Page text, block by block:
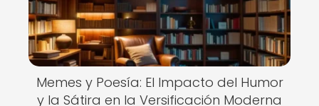
Memes y Poesía: El Impacto del Humor
y la Sátira en la Versificación Moderna